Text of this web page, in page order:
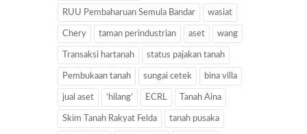
RUU Pembaharuan Semula Bandar wasiat
Chery taman perindustrian aset wang
Transaksi hartanah status pajakan tanah
Pembukaan tanah sungai cetek bina villa
jual aset ‘hilang’ ECRL Tanah Aina
Skim Tanah Rakyat Felda tanah pusaka